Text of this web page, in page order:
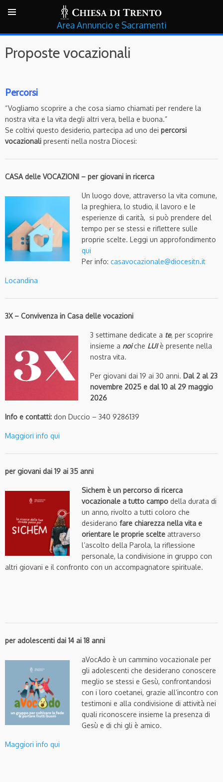
Annuncio e Sacramenti
Proposte vocazionali
Percorsi
“Vogliamo scoprire a che cosa siamo chiamati per rendere la
nostra vita e la vita degli altri vera, bella e buona.”
Se coltivi questo desiderio, partecipa ad uno dei percorsi
vocazionali presenti nella nostra Diocesi:
CASA delle VOCAZIONI – per giovani in ricerca
Un luogo dove, attraverso la vita comune,
la preghiera, lo studio, il lavoro e le
esperienze di carità, si può prendere del
tempo per se stessi e riflettere sulle
proprie scelte. Leggi un approfondimento
qui
Per info: casavocazionale@diocesitn.it
Locandina
3X – Convivenza in Casa delle vocazioni
3 settimane dedicate a te, per scoprire
insieme a noiche LUIè presente nella
nostra vita.
Per giovani dai 19 ai 30 anni. Dal 2 al 23
novembre 2025 e dal 10 al 29 maggio
2026
Info e contatti: don Duccio – 340 9286139
Maggiori info qui
per giovani dai 19 ai 35 anni
Sichem è un percorso di ricerca
vocazionale a tutto campo della durata di
un anno, rivolto a tutti coloro che
desiderano fare chiarezza nella vita e
orientare le proprie scelte attraverso
l’ascolto della Parola, la riflessione
personale, la condivisione in gruppo con
altri giovani e il confronto con un accompagnatore spirituale.
per adolescenti dai 14 ai 18 anni
aVocAdo è un cammino vocazionale per
gli adolescenti che desiderano conoscere
meglio se stessi e Gesù, confrontandosi
con i loro coetanei, grazie all’incontro con
testimoni e alla condivisione di attività nei
quali riconoscere insieme la presenza di
Gesù e di chi gli è amico.
Maggiori info qui